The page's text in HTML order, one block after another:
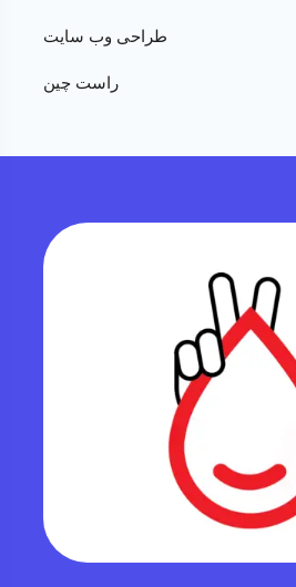
طراحی وب سایت
راست چین